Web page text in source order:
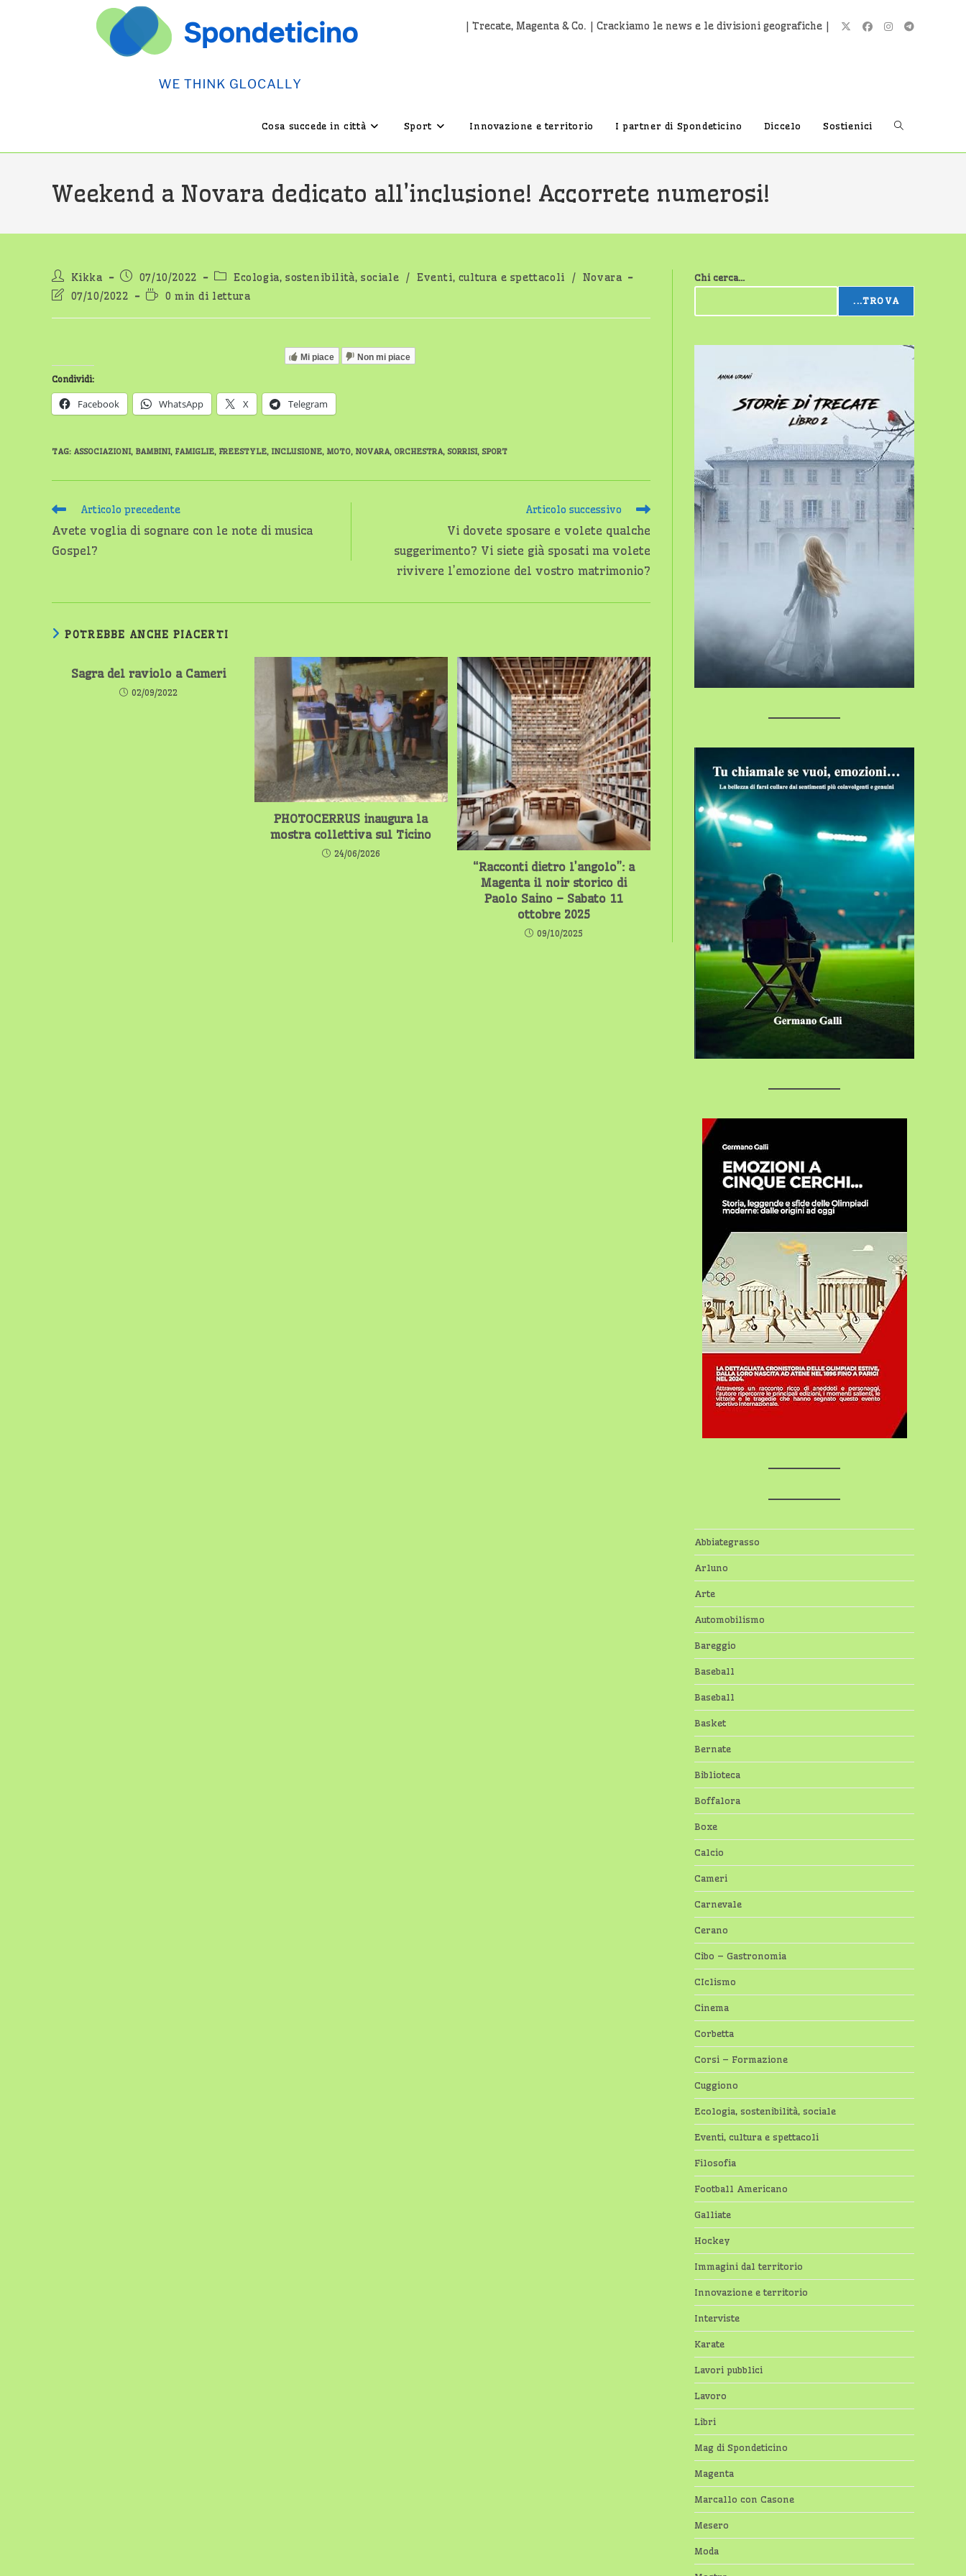
| Trecate, Magenta & Co. | Crackiamo le news e le divisioni geografiche |
Cosa succede in città Sport Innovazione e territorio I partner di Spondeticino Diccelo Sostienici Attiva/
ricerca
sul
Weekend a Novara dedicato all’inclusione! Accorrete numerosi!
Autore
dell'articolo:
Kikka
Articolo
pubblicato:
07/10/2022
Categoria
dell'articolo:
Ecologia, sostenibilità, sociale / Eventi, cultura e spettacoli / Novara
Ultima
dell'articolo:
07/10/2022
Tempo
lettura:
0 min di lettura
Mi piace Non mi piace
Condividi:
Facebook WhatsApp X Telegram
TAG: ASSOCIAZIONI, BAMBINI, FAMIGLIE, FREESTYLE, INCLUSIONE, MOTO, NOVARA, ORCHESTRA, SORRISI, SPORT
Leggi
articoli
Articolo precedente
Avete voglia di sognare con le note di musica
Gospel?
Articolo successivo
Vi dovete sposare e volete qualche
suggerimento? Vi siete già sposati ma volete
rivivere l’emozione del vostro matrimonio?
POTREBBE ANCHE PIACERTI
Sagra del raviolo a Cameri
02/09/2022
PHOTOCERRUS inaugura la
mostra collettiva sul Ticino
24/06/2026
“Racconti dietro l’angolo”: a
Magenta il noir storico di
Paolo Saino – Sabato 11
ottobre 2025
09/10/2025
Chi cerca...
...TROVA
Abbiategrasso
Arluno
Arte
Automobilismo
Bareggio
Baseball
Baseball
Basket
Bernate
Biblioteca
Boffalora
Boxe
Calcio
Cameri
Carnevale
Cerano
Cibo – Gastronomia
CIclismo
Cinema
Corbetta
Corsi – Formazione
Cuggiono
Ecologia, sostenibilità, sociale
Eventi, cultura e spettacoli
Filosofia
Football Americano
Galliate
Hockey
Immagini dal territorio
Innovazione e territorio
Interviste
Karate
Lavori pubblici
Lavoro
Libri
Mag di Spondeticino
Magenta
Marcallo con Casone
Mesero
Moda